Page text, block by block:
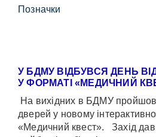
Позначки
У БДМУ ВІДБУВСЯ ДЕНЬ
У ФОРМАТІ «МЕДИЧНИЙ
На вихідних в БДМУ пройшов
дверей у новому
«Медичний квест». Захід дав